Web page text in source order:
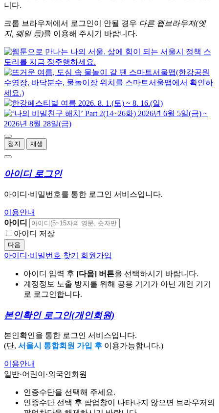
니다.
크롬 브라우저에서 로그인이 안될 경우 다른 웹브라우저(엣
지, 웨일 등)를 이용해 주시기 바랍니다.
정지 재생
아이디 로그인
아이디·비밀번호를 통한 로그인 서비스입니다.
이용안내
아이디
아이디 저장
다음
아이디·비밀번호 찾기 회원가입
아이디 입력 후 [다음] 버튼을 선택하시기 바랍니다.
계정정보 노출 방지를 위해 공용 기기가 아닌 개인 기기
로 로그인합니다.
본인확인 로그인(개인회원)
본인확인을 통한 로그인 서비스입니다.
(단, 서울시 통합회원 가입 후 이용가능합니다.)
이용안내
일반·어린이·외국인회원
인증수단을 선택해 주세요.
인증수단 선택 후 팝업창이 나타나지 않으면 브라우저의